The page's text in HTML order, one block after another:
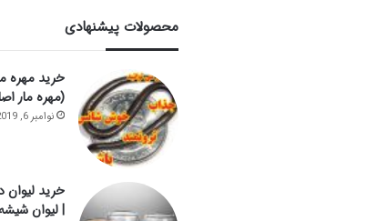
محصولات پیشنهادی
(مهره مار
نوامبر 6, 2019
| لیوان